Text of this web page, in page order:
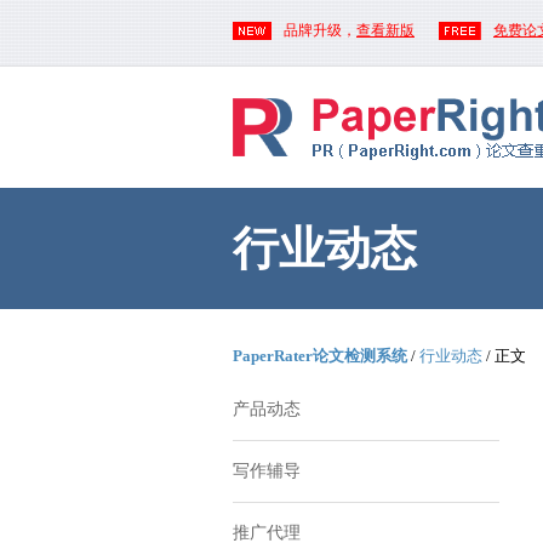
品牌升级， 查看新版 免费论
行业动态
PaperRater论文检测系统/ 行业动态 / 正文
产品动态
写作辅导
推广代理